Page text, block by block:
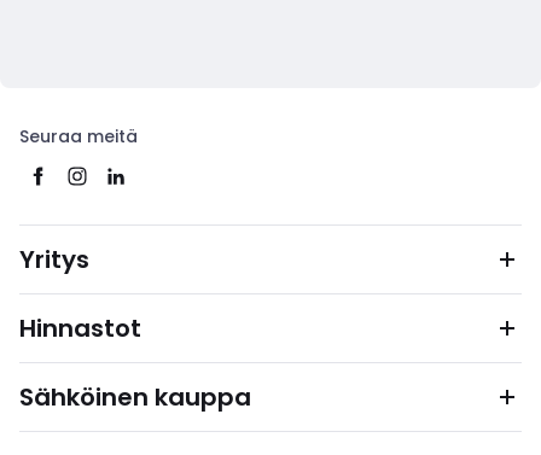
Seuraa meitä
Yritys
Hinnastot
Sähköinen kauppa